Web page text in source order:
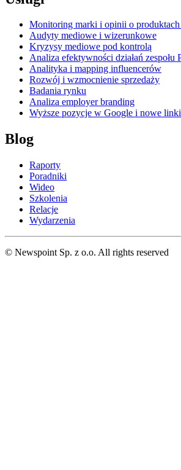
Monitoring marki i opinii o produktach
Audyty mediowe i wizerunkowe
Kryzysy mediowe pod kontrolą
Analiza efektywności działań
Analityka i mapping influencerów
Rozwój i wzmocnienie sprzedaży
Badania rynku
Analiza employer branding
Wyższe pozycje w Google i nowe
Blog
Raporty
Poradniki
Wideo
Szkolenia
Relacje
Wydarzenia
© Newspoint Sp. z o.o. All rights reserved